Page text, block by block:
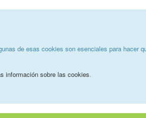
de esas cookies son esenciales para hacer
información sobre las cookies.